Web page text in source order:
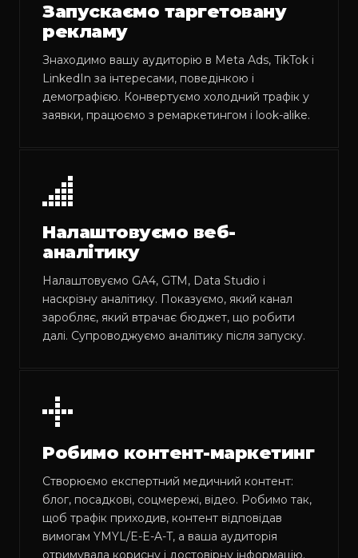
Запускаємо таргетовану
рекламу
Знаходимо вашу аудиторію в Meta Ads, TikTok і
LinkedIn за інтересами, поведінкою і
демографією. Конвертуємо холодний трафік у
заявки, працюємо з ремаркетингом і look-alike.
Налаштовуємо веб-
аналітику
Налаштовуємо GA4, GTM, Data Studio і
наскрізну аналітику. Показуємо, який канал
заробляє, який втрачає бюджет, що робити
далі. Супроводжуємо аналітику після запуску.
Робимо контент-маркетинг
Створюємо експертний медичний контент:
блог, посадкові, соцмережі, відео. Робимо так,
щоб трафік приходив, контент відповідав
вимогам YMYL/E-E-A-T, а ваша аудиторія
отримувала корисну і достовірну інформацію.